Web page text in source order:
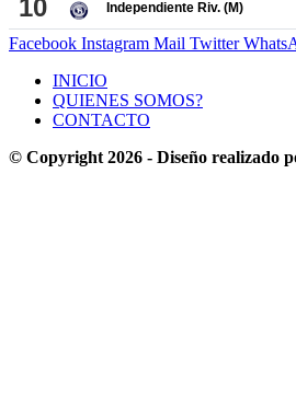
Facebook Instagram Mail Twitter
INICIO
QUIENES SOMOS?
CONTACTO
© Copyright 2026 - Diseño realizado